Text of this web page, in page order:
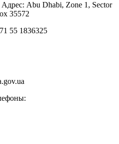
Abu Dhabi, Zone 1, Sector
35572
55 1836325